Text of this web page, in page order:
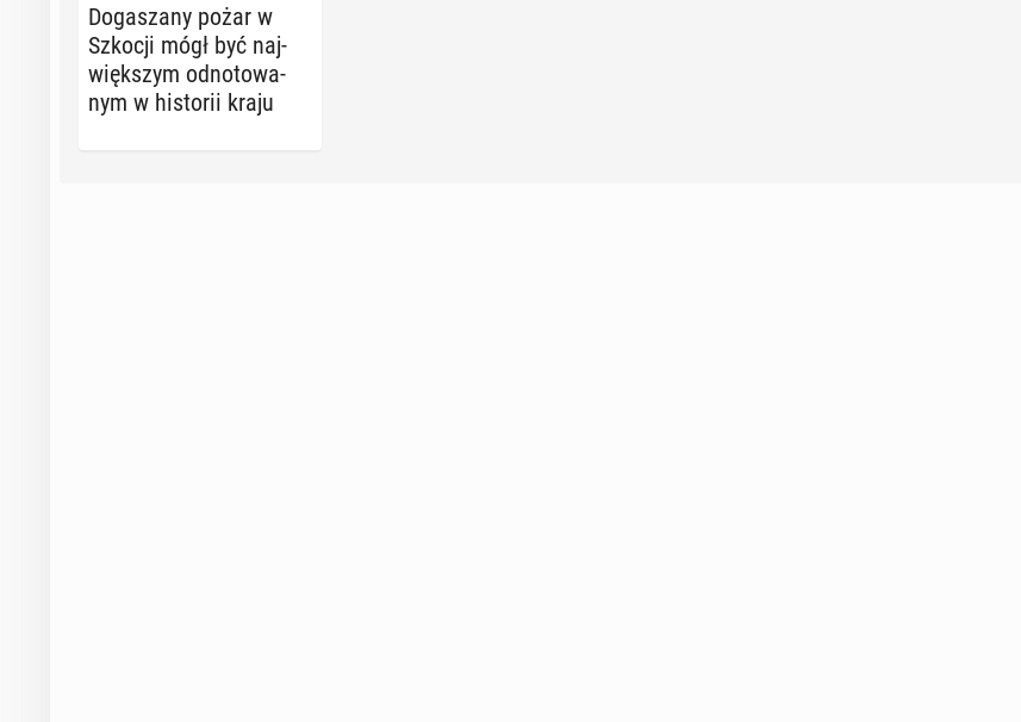
Do­ga­sza­ny pożar w
Szkocji mógł być naj­
więk­szym od­no­to­wa­
nym w hi­sto­rii kraju